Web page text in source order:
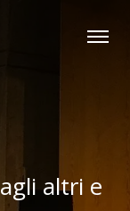
altri e